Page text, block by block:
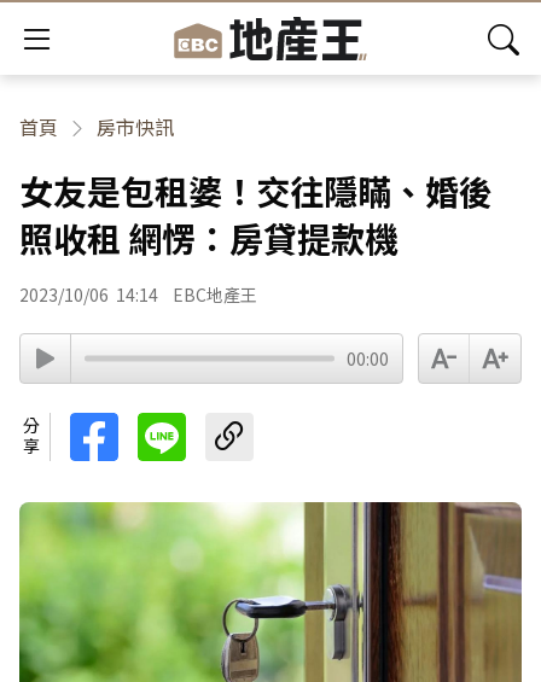
首頁 房市快訊
女友是包租婆！交往隱瞞、婚後
照收租 網愣：房貸提款機
2023/10/06 14:14 EBC地產王
00:00
分享